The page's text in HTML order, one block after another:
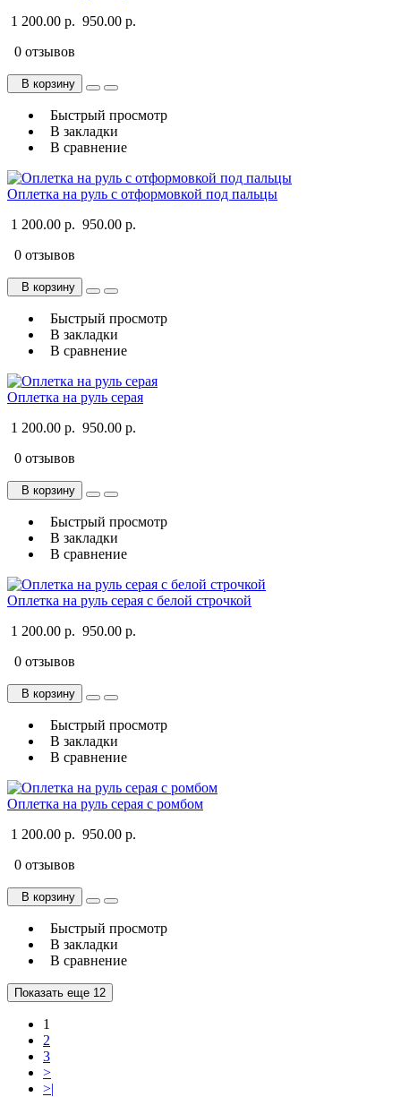
1 200.00 р. 950.00 р.
0 отзывов
В корзину
Быстрый просмотр
В закладки
В сравнение
Оплетка на руль с отформовкой под пальцы
1 200.00 р. 950.00 р.
0 отзывов
В корзину
Быстрый просмотр
В закладки
В сравнение
Оплетка на руль серая
1 200.00 р. 950.00 р.
0 отзывов
В корзину
Быстрый просмотр
В закладки
В сравнение
Оплетка на руль серая с белой строчкой
1 200.00 р. 950.00 р.
0 отзывов
В корзину
Быстрый просмотр
В закладки
В сравнение
Оплетка на руль серая с ромбом
1 200.00 р. 950.00 р.
0 отзывов
В корзину
Быстрый просмотр
В закладки
В сравнение
Показать еще 12
1
2
3
>
>|